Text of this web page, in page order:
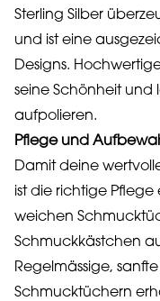
Sterling Silber
und ist eine
Designs.
seine Schönheit und
aufpolieren.
Pflege und
Damit deine
ist die richtige Pflege
weichen
Schmuckkästchen
Regelmässige,
Schmucktüchern